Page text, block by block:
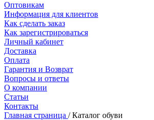
Оптовикам
Информация для клиентов
Как сделать заказ
Как зарегистрироваться
Личный кабинет
Доставка
Оплата
Гарантия и Возврат
Вопросы и ответы
О компании
Статьи
Контакты
Главная страница /Каталог обуви